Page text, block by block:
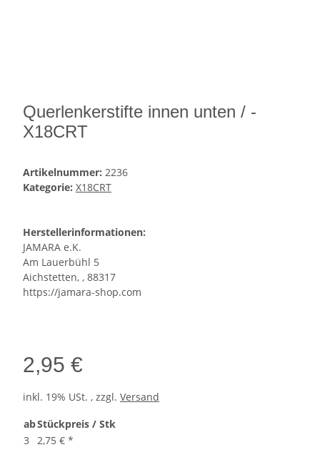
Querlenkerstifte innen unten / -
X18CRT
Artikelnummer: 2236
Kategorie: X18CRT
Herstellerinformationen:
JAMARA e.K.
Am Lauerbühl 5
Aichstetten, , 88317
https://jamara-shop.com
2,95 €
inkl. 19% USt. , zzgl. Versand
abStückpreis / Stk
3
2,75 € *